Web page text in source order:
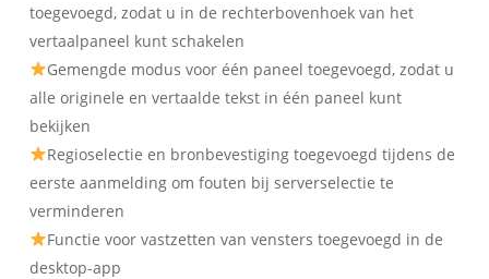
toegevoegd, zodat u in de rechterbovenhoek van het
vertaalpaneel kunt schakelen
Gemengde modus voor één paneel toegevoegd, zodat u
alle originele en vertaalde tekst in één paneel kunt
bekijken
Regioselectie en bronbevestiging toegevoegd tijdens de
eerste aanmelding om fouten bij serverselectie te
verminderen
Functie voor vastzetten van vensters toegevoegd in de
desktop-app